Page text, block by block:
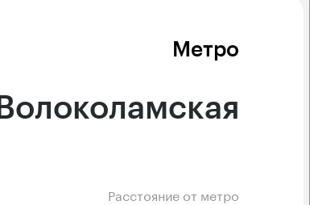
Метро
Волоколамская
Расстояние от метро